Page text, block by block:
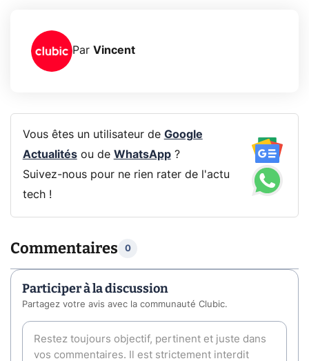
Par Vincent
Vous êtes un utilisateur de Google
Actualitésou de WhatsApp?
Suivez-nous pour ne rien rater de l'actu
tech !
Commentaires 0
Participer à la discussion
Partagez votre avis avec la communauté Clubic.